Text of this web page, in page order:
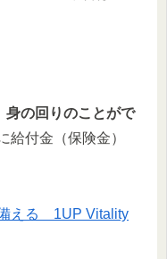
身の回りのことがで
給付金（保険金）
える 1UP Vitality